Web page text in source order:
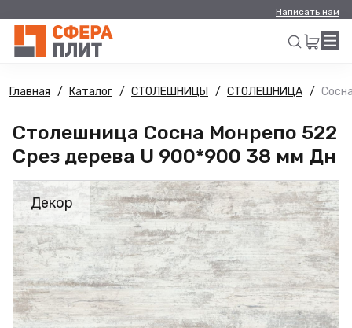
Написать нам
Искать
Главная Каталог СТОЛЕШНИЦЫ СТОЛЕШНИЦА
Столешница Сосна Монрепо 522
Срез дерева U 900*900 38 мм Дн
Декор